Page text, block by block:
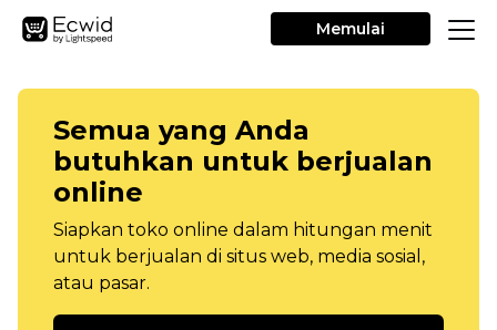
Memulai
Semua yang Anda
butuhkan untuk berjualan
online
Siapkan toko online dalam hitungan menit
untuk berjualan di situs web, media sosial,
atau pasar.